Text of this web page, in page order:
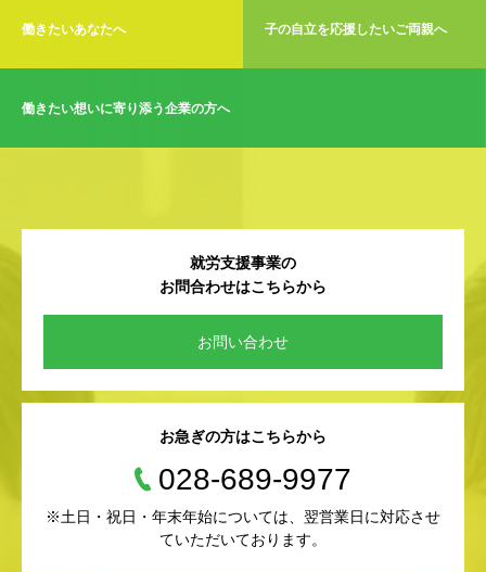
働きたいあなたへ 子の自立を応援したいご両親へ
働きたい想いに寄り添う企業の方へ
就労支援事業の
お問合わせはこちらから
お問い合わせ
お急ぎの方はこちらから
028-689-9977
※土日・祝日・年末年始については、翌営業日に対応させ
ていただいております。